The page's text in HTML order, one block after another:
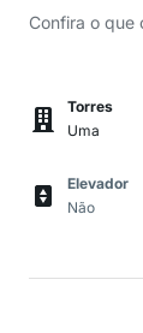
Confira o que
Torres
Uma
Elevador
Não